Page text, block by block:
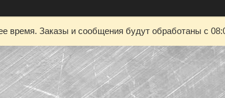
время. Заказы и сообщения будут обработаны с